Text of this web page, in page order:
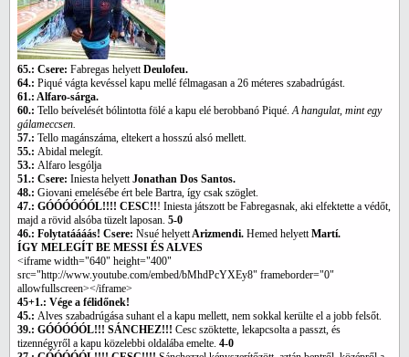
65.: Csere: Fabregas helyettDeulofeu.
64.: Piqué vágta kevéssel kapu mellé félmagasan a 26 méteres szabadrúgást.
61.: Alfaro-sárga.
60.: Tello beívelését bólintotta fölé a kapu elé berobbanó Piqué.A hangulat, mint egy
gálameccsen.
57.: Tello magánszáma, eltekert a hosszú alsó mellett.
55.: Abidal melegít.
53.: Alfaro lesgólja
51.: Csere: Iniesta helyettJonathan Dos Santos.
48.: Giovani emelésébe ért bele Bartra, így csak szöglet.
47.: GÓÓÓÓÓÓL!!!! CESC!!! Iniesta játszott be Fabregasnak, aki elfektette a védőt,
majd a rövid alsóba tüzelt laposan. 5-0
46.: Folytatáááás! Csere: Nsué helyettArizmendi. Hemed helyettMartí.
ÍGY MELEGÍT BE MESSI ÉS ALVES
<iframe width="640" height="400"
src="http://www.youtube.com/embed/bMhdPcYXEy8" frameborder="0"
allowfullscreen></iframe>
45+1.: Vége a félidőnek!
45.: Alves szabadrúgása suhant el a kapu mellett, nem sokkal kerülte el a jobb felsőt.
39.: GÓÓÓÓÓL!!! SÁNCHEZ!!! Cesc szöktette, lekapcsolta a passzt, és
tizennégyről a kapu közelebbi oldalába emelte. 4-0